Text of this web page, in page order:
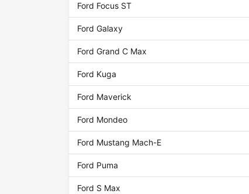
Ford Focus ST
Ford Galaxy
Ford Grand C Max
Ford Kuga
Ford Maverick
Ford Mondeo
Ford Mustang Mach-E
Ford Puma
Ford S Max